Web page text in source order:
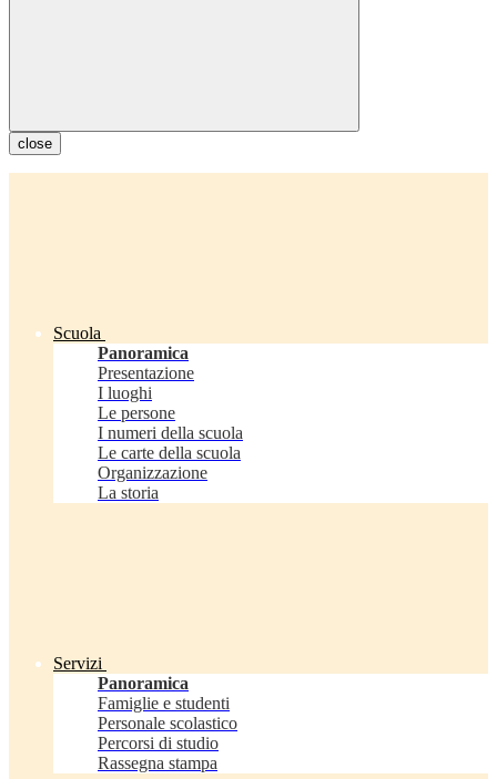
close
Scuola
Panoramica
Presentazione
I luoghi
Le persone
I numeri della scuola
Le carte della scuola
Organizzazione
La storia
Servizi
Panoramica
Famiglie e studenti
Personale scolastico
Percorsi di studio
Rassegna stampa